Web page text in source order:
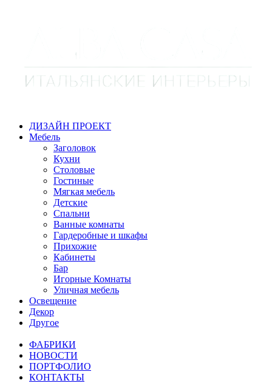
ДИЗАЙН ПРОЕКТ
Мебель
Заголовок
Кухни
Столовые
Гостиные
Мягкая мебель
Детские
Спальни
Ванные комнаты
Гардеробные и шкафы
Прихожие
Кабинеты
Бар
Игорные Комнаты
Уличная мебель
Освещение
Декор
Другое
ФАБРИКИ
НОВОСТИ
ПОРТФОЛИО
КОНТАКТЫ